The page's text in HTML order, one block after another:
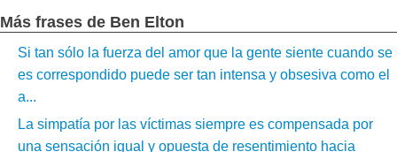
Más frases de Ben Elton
Si tan sólo la fuerza del amor que la gente siente cuando se
es correspondido puede ser tan intensa y obsesiva como el
a...
La simpatía por las víctimas siempre es compensada por
una sensación igual y opuesta de resentimiento hacia